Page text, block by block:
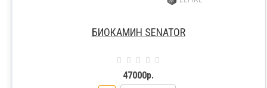
БИОКАМИН SENATOR
47000р.